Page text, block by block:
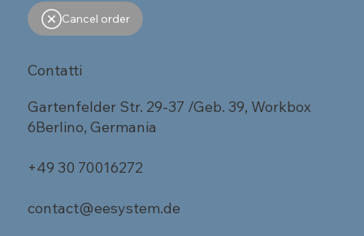
Cancel order
Contatti
Gartenfelder Str. 29-37 /Geb. 39, Workbox
6Berlino, Germania
+49 30 70016272
contact@eesystem.de